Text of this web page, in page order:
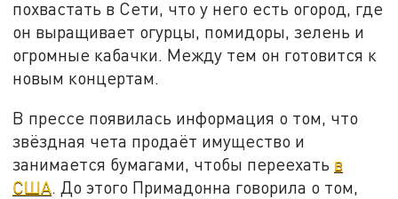
похвастать в Сети, что у него есть огород, где
он выращивает огурцы, помидоры, зелень и
огромные кабачки. Между тем он готовится к
новым концертам.
В прессе появилась информация о том, что
звёздная чета продаёт имущество и
занимается бумагами, чтобы переехать в
США. До этого Примадонна говорила о том,